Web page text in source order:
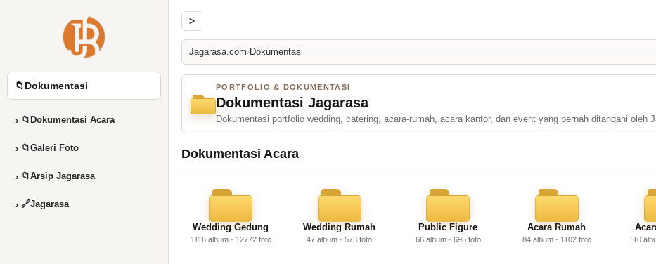
📁 Dokumentasi
› 📁 Dokumentasi Acara
› 📁Galeri Foto
› 📁Arsip Jagarasa
› 🔗Jagarasa
>
Jagarasa.com›Dokumentasi
PORTFOLIO & DOKUMENTASI
Dokumentasi Jagarasa
Dokumentasi portfolio wedding, catering, acara-rumah, acara kantor, dan event yang pernah ditangani oleh
Dokumentasi Acara
Wedding Gedung
1116 album · 12772 foto
Wedding Rumah
47 album · 573 foto
Public Figure
66 album · 695 foto
Acara Rumah
84 album · 1102 foto 10